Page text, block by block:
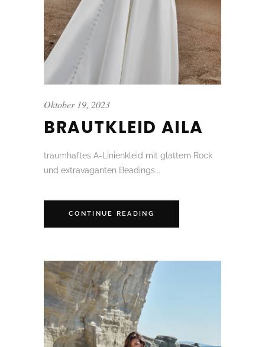
Oktober 19, 2023
BRAUTKLEID AILA
traumhaftes A-Linienkleid mit glattem Rock
und extravaganten Beadings...
CONTINUE READING